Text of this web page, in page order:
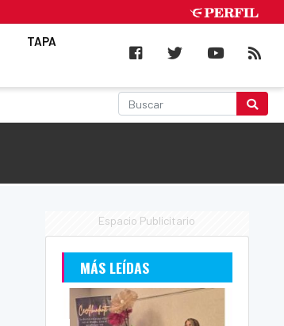
TAPA
Espacio Publicitario
MÁS LEÍDAS